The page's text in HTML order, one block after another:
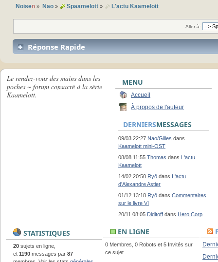
Noisen » Nao» Spaamelott» L'actu Kaamelott
Aller à:
Réponse Rapide
Le rendez-vous des mains dans les
poches ~ forum consacré à la série
Kaamelott.
MENU
Accueil
À propos de l'auteur
DERNIERSMESSAGES
09/03 22:27 Nao/Gilles dans
Kaamelott mini-OST
08/08 11:55 Thomas dans L'actu
Kaamelott
14/02 20:50 Ryō dans L'actu
d'Alexandre Astier
01/12 13:18 Ryō dans Commentaires
sur le livre VI
20/11 08:05 Diditoff dans Hero Corp
STATISTIQUES
20 sujets en ligne,
et 1190 messages par 87
EN LIGNE
0 Membres, 0 Robots et 5 Invités sur
ce sujet